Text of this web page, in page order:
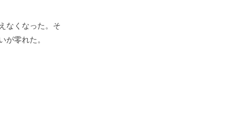
なくなった。そ
が零れた。